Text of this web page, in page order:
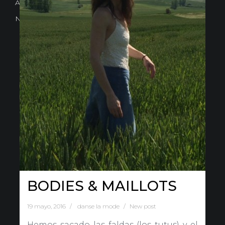
BODIES & MAILLOTS
19 mayo, 2016 danse la mode New post
Avd. Comercial 20 Barañain (Navarra)
Nota Legal ·Privacidad Política de Cookies